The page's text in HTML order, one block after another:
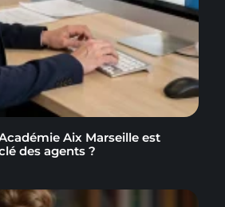
Aix Marseille est
des agents ?